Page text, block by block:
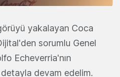
yakalayan Coca
sorumlu Genel
Echeverria'nın
devam edelim.